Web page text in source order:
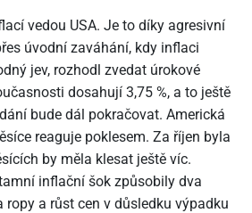
vedou USA. Je to díky agresivní
úvodní zaváhání, kdy inflaci
jev, rozhodl zvedat úrokové
dosahují 3,75 %, a to ještě
bude dál pokračovat. Americká
reaguje poklesem. Za říjen byla
by měla klesat ještě víc.
inflační šok způsobily dva
ropy a růst cen v důsledku výpadku